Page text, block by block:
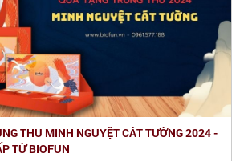
MIỀN BẮC
TRUNG TÂM CHĂM SÓC SỨC KHỎE
HƯƠNG SEN HEALTHCARE CENTER - HÀ
NỘI
Số 5 Lê Văn Thiêm, Q. Thanh Xuân,
024 3853 3999
THU MINH NGUYỆT CÁT TƯỜNG 2024 -
TỪ BIOFUN